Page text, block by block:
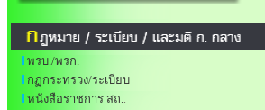
พรบ./พรก.
กฏกระทรวง/ระเบียบ
หนังสือราชการ สถ..